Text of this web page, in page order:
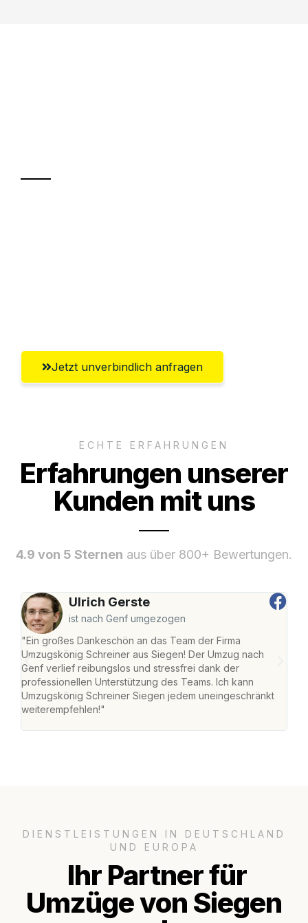
Jetzt unverbindlich anfragen
ECHTE ERFAHRUNGEN
Erfahrungen unserer
Kunden mit uns
4.9 von 5 Sternen aus über 800+ Bewertungen.
Ulrich Gerste
ist nach Genf umgezogen
"Ein großes Dankeschön an das Team der Firma
Umzugskönig Schreiner aus Siegen! Der Umzug nach
Genf verlief reibungslos und stressfrei dank der
professionellen Unterstützung des Teams. Ich kann
Umzugskönig Schreiner Siegen jedem uneingeschränkt
weiterempfehlen!"
DIENSTLEISTUNGEN IN DEUTSCHLAND
UND EUROPA
Ihr Partner für
Umzüge von Siegen